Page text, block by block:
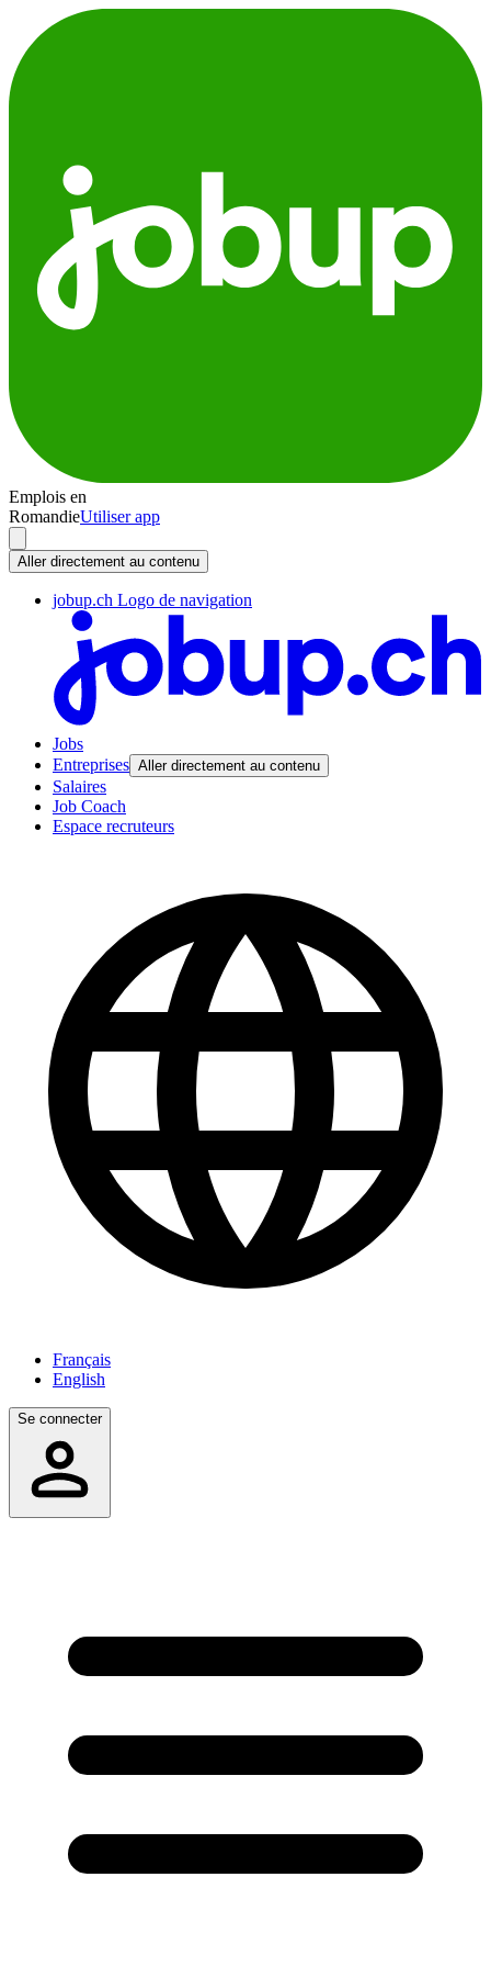
Emplois en
RomandieUtiliser app
Aller directement au contenu
jobup.ch Logo de navigation
Jobs
Entreprises Aller directement au contenu
Salaires
Job Coach
Espace recruteurs
Français
English
Se connecter